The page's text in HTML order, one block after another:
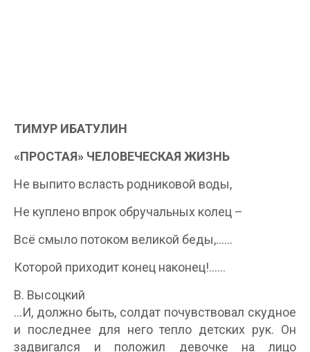
ТИМУР ИБАТУЛИН
«ПРОСТАЯ» ЧЕЛОВЕЧЕСКАЯ ЖИЗНЬ
Не выпито всласть родниковой воды,
Не куплено впрок обручальных колец –
Всё смыло потоком великой беды,……
Которой приходит конец наконец!..….
В. Высоцкий
…И, должно быть, солдат почувствовал скудное
и последнее для него тепло детских рук. Он
задвигался и положил девочке на лицо